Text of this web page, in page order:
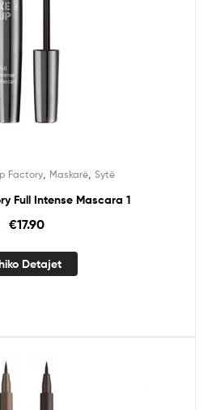
Factory, Maskarë, Sytë
Full Intense Mascara 1
€17.90
Detajet